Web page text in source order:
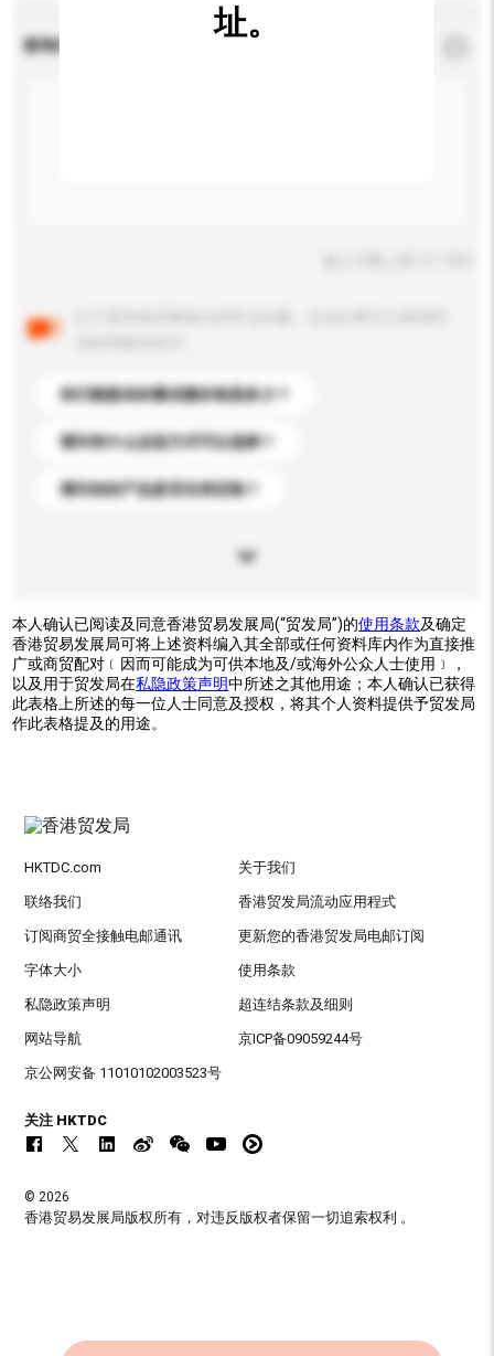
查询内容
你们能提供的最优惠价格是多少？
请问有什么运送方式可以选择？
请问你的产品是否支持定制？
址。
本人确认已阅读及同意香港贸易发展局(“贸发局”)的使用条款及确定
香港贸易发展局可将上述资料编入其全部或任何资料库内作为直接推
广或商贸配对﹝因而可能成为可供本地及/或海外公众人士使用﹞，
以及用于贸发局在私隐政策声明中所述之其他用途；本人确认已获得
此表格上所述的每一位人士同意及授权，将其个人资料提供予贸发局
作此表格提及的用途。
HKTDC.com 关于我们
联络我们 香港贸发局流动应用程式
订阅商贸全接触电邮通讯 更新您的香港贸发局电邮订阅
字体大小 使用条款
私隐政策声明 超连结条款及细则
网站导航 京ICP备09059244号
京公网安备 11010102003523号
关注 HKTDC
© 2026
香港贸易发展局版权所有，对违反版权者保留一切追索权利 。